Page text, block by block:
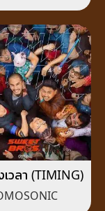
เวลา (TIMING)